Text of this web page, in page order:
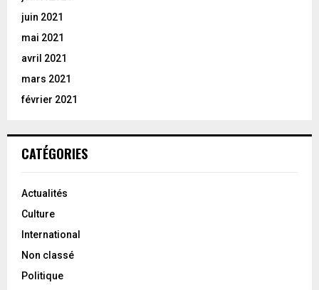
juin 2021
mai 2021
avril 2021
mars 2021
février 2021
CATÉGORIES
Actualités
Culture
International
Non classé
Politique